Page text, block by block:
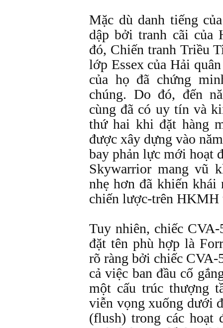
Mặc dù danh tiếng
dập bởi tranh cãi của
đó, Chiến tranh Triều
lớp Essex của Hải
của họ đã chứng
chúng. Do đó, đến
cùng đã có uy tín và
thứ hai khi đặt hàng
được xây dựng vào
bay phản lực mới hoạt
Skywarrior mang vũ
nhẹ hơn đã khiến khái
chiến lược-trên HKMH
Tuy nhiên, chiếc
đặt tên phù hợp là
rõ ràng bởi chiếc CVA-
cả việc ban đầu cố
một cấu trúc thượng
viễn vọng xuống dưới
(flush) trong các hoạt